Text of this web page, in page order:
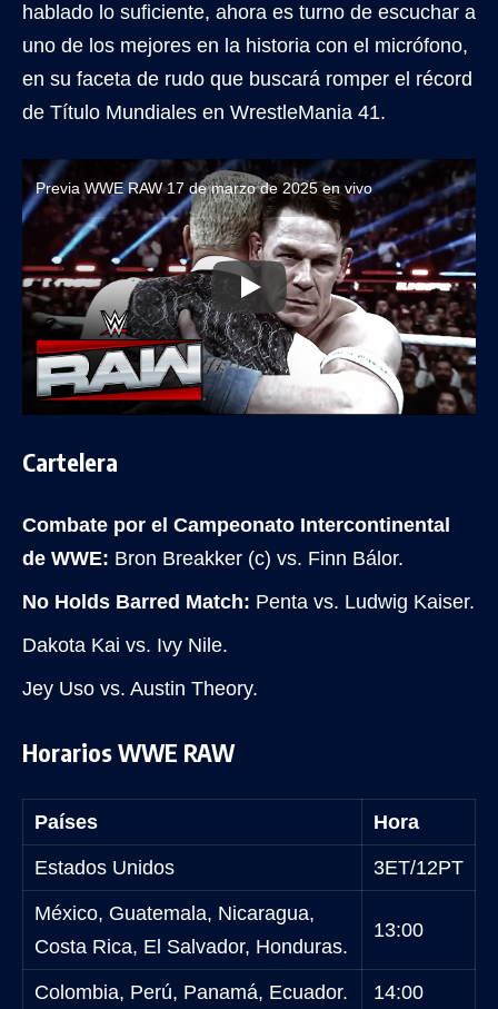
hablado lo suficiente, ahora es turno de escuchar a
uno de los mejores en la historia con el micrófono,
en su faceta de rudo que buscará romper el récord
de Título Mundiales en WrestleMania 41.
Previa WWE RAW 17 de marzo de 2025 en vivo
Cartelera
Combate por el Campeonato Intercontinental
de WWE: Bron Breakker (c) vs. Finn Bálor.
No Holds Barred Match: Penta vs. Ludwig Kaiser.
Dakota Kai vs. Ivy Nile.
Jey Uso vs. Austin Theory.
Horarios WWE RAW
Países Hora
Estados Unidos 3ET/12PT
México, Guatemala, Nicaragua,
Costa Rica, El Salvador, Honduras.
13:00
Colombia, Perú, Panamá, Ecuador. 14:00